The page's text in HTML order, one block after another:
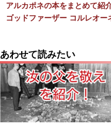
アルカポネの本をまとめて紹
ゴッドファーザー コルレオ
あわせて読みたい